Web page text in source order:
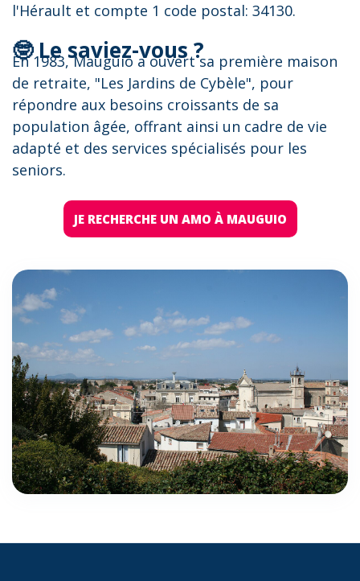
l'Hérault et compte 1 code postal: 34130.
🤓 Le saviez-vous ?
En 1983, Mauguio a ouvert sa première maison
de retraite, "Les Jardins de Cybèle", pour
répondre aux besoins croissants de sa
population âgée, offrant ainsi un cadre de vie
adapté et des services spécialisés pour les
seniors.
JE RECHERCHE UN AMO À MAUGUIO